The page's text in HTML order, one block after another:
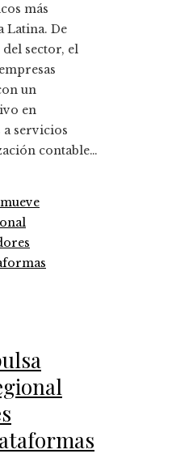
más
Latina. De
sector, el
un
en
a servicios
contable…